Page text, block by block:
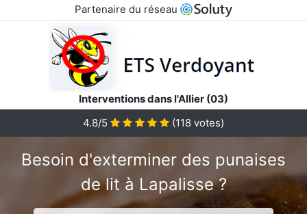
Partenaire du réseau
Interventions dans l'Allier (03)
4.8/5 (118 votes)
Besoin d'exterminer des punaises
de lit à Lapalisse ?